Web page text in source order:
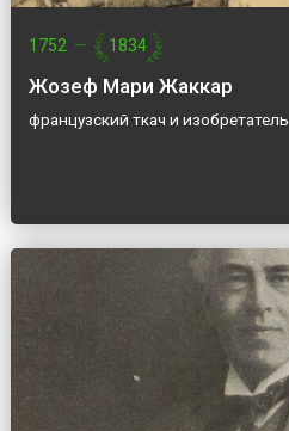
1752 — 1834
Жозеф Мари Жаккар
французский ткач и изобретатель